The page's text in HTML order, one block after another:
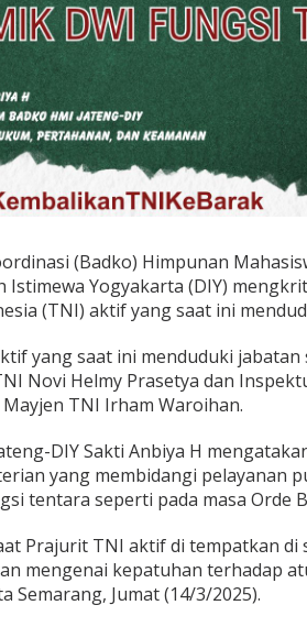
(Badko) Himpunan
Istimewa Yogyakarta (DIY)
(TNI) aktif yang saat ini
yang saat ini menduduki
Novi Helmy Prasetya dan
TNI Irham Waroihan.
DIY Sakti Anbiya H
yang membidangi pelayanan
tentara seperti pada masa Orde
Prajurit TNI aktif di tempatkan
mengenai kepatuhan terhadap
Semarang, Jumat (14/3/2025).